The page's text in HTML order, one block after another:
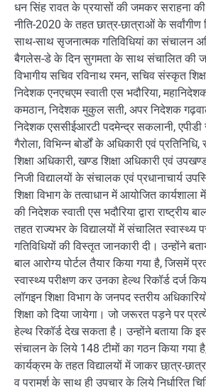
धन सिंह रावत के प्रयासों की जमकर सराहना
नीति-2020 के तहत छात्र-छात्राओं के
साथ-साथ सृजनात्मक गतिविधियां का संचालन
बैगलेस-डे के दिन सुगमता के साथ संचालित की
विभागीय सचिव रविनाथ रमन, सचिव संस्कृत
निदेशक एनएचएम स्वाती एस भदौरिया, महानिदेशक
कमठान, निदेशक मुकुल सती, अपर निदेशक
निदेशक एससीईआरटी पदमेन्द्र सकलानी, एपीडी
गैरोला, विभिन्न बोर्डों के अधिकारी एवं
शिक्षा अधिकारी, खण्ड शिक्षा अधिकारी एवं
निजी विद्यालयों के संचालक एवं प्रधानाचार्य
शिक्षा विभाग के तत्वाधान में आयोजित कार्यशाला
की निदेशक स्वाती एस भदौरिया द्वारा राष्ट्रीय
तहत राज्यभर के विद्यालयों में संचालित स्वास्थ्य
गतिविधियों की विस्तृत जानकारी दी। उन्होंने
बाल आरोग्य पोर्टल तैयार किया गया है, जिसमें
स्वास्थ्य परीक्षण कर उनका हेल्थ रिकॉर्ड दर्ज
लॉगइन शिक्षा विभाग के जनपद स्तरीय
शिक्षा को दिया जायेगा। जो जरूरत पड़ने पर
हेल्थ रिकॉर्ड देख सकता है। उन्होंने बताया कि
संचालन के लिये 148 टीमों का गठन किया गया है,
कार्यक्रम के तहत विद्यालयों में जाकर छा़त्र-
व परामर्श के साथ ही उपचार के लिये निर्धारित